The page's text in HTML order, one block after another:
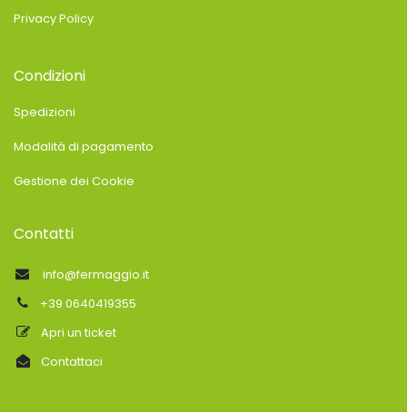
Privacy Policy
Condizioni
Spedizioni
Modalità di pagamento
Gestione dei Cookie
Contatti
info@fermaggio.it
+39 0640419355
Apri un ticket
Contattaci